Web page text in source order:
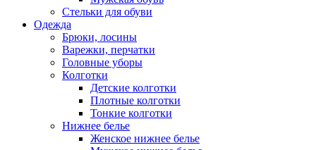
Стельки для обуви
Одежда
Брюки, лосины
Варежки, перчатки
Головные уборы
Колготки
Детские колготки
Плотные колготки
Тонкие колготки
Нижнее белье
Женское нижнее белье